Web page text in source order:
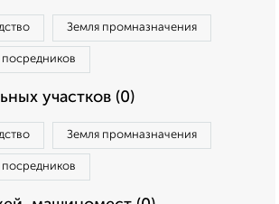
Земля промназначения
посредников
участков (0)
Земля промназначения
посредников